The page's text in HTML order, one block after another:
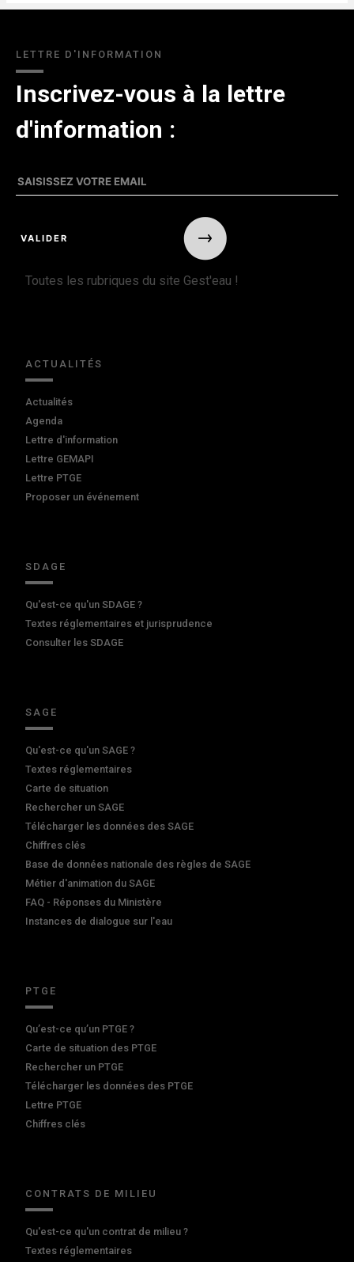
LETTRE D'INFORMATION
Inscrivez-vous à la lettre
d'information :
Toutes les rubriques du site Gest'eau !
ACTUALITÉS
Actualités
Agenda
Lettre d'information
Lettre GEMAPI
Lettre PTGE
Proposer un événement
SDAGE
Qu'est-ce qu'un SDAGE ?
Textes réglementaires et jurisprudence
Consulter les SDAGE
SAGE
Qu'est-ce qu'un SAGE ?
Textes réglementaires
Carte de situation
Rechercher un SAGE
Télécharger les données des SAGE
Chiffres clés
Base de données nationale des règles de SAGE
Métier d'animation du SAGE
FAQ - Réponses du Ministère
Instances de dialogue sur l'eau
PTGE
Qu’est-ce qu’un PTGE ?
Carte de situation des PTGE
Rechercher un PTGE
Télécharger les données des PTGE
Lettre PTGE
Chiffres clés
CONTRATS DE MILIEU
Qu'est-ce qu'un contrat de milieu ?
Textes réglementaires